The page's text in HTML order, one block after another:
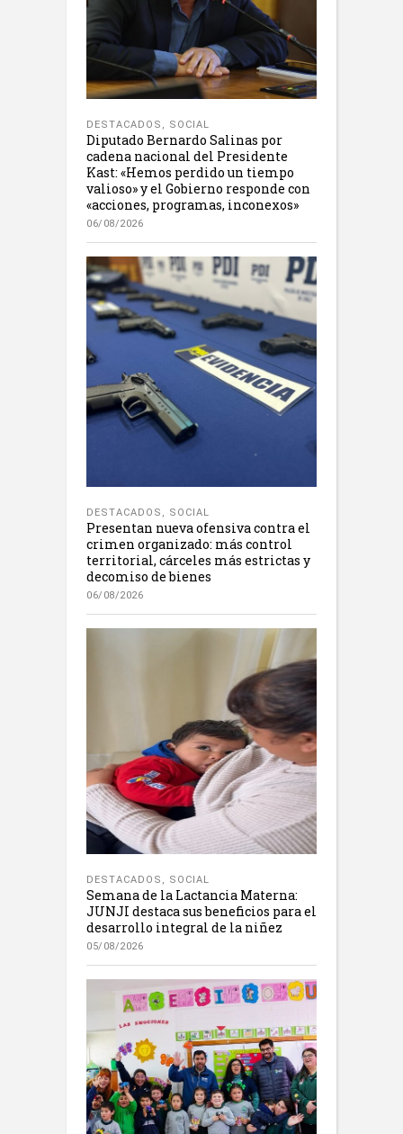
DESTACADOS , SOCIAL
Diputado Bernardo Salinas por
cadena nacional del Presidente
Kast: «Hemos perdido un tiempo
valioso» y el Gobierno responde con
«acciones, programas, inconexos»
06/08/2026
DESTACADOS , SOCIAL
Presentan nueva ofensiva contra el
crimen organizado: más control
territorial, cárceles más estrictas y
decomiso de bienes
06/08/2026
DESTACADOS , SOCIAL
Semana de la Lactancia Materna:
JUNJI destaca sus beneficios para el
desarrollo integral de la niñez
05/08/2026